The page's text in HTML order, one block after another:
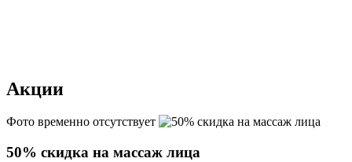
Акции
Фото временно отсутствует
50% скидка на массаж лица